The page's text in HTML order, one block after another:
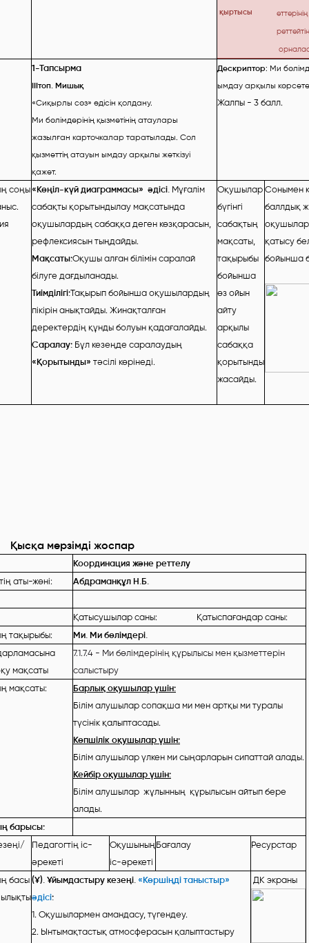
қыртысы
1-Тапсырма
ІІІтоп. Мишық
«Сиқырлы сөз» әдісін қолдану.
Ми бөлімдерінің қызметінің атаулары
жазылған карточкалар таратылады. Сол
қызметтің атауын ымдау арқылы жеткізуі
қажет.
Дескриптор: Ми
ымдау арқылы
Жалпы - 3 балл.
соңы «Көңіл-күй диаграммасы» әдісі. Мұғалім
сабақты қорытындылау мақсатында
оқушылардың сабаққа деген көзқарасын,
рефлексиясын тыңдайды.
Мақсаты:Оқушы алған білімін саралай
білуге дағдыланады.
Тиімділігі:Тақырып бойынша оқушылардың
пікірін анықтайды. Жинақталған
деректердің құнды болуын қадағалайды.
Саралау: Бұл кезеңде саралаудың
«Қорытынды» тәсілі көрінеді.
Оқушылар
бүгінгі
сабақтың
мақсаты,
тақырыбы
бойынша
өз ойын
айту
арқылы
сабаққа
қорытынды
жасайды.
Сонымен
баллдық
қатысу
бойынша
Қысқа мерзімді жоспар
Координация және реттелу
аты-жөні:
Абдраманқұл Н.Б.
Қатысушылар саны: Қатыспағандар саны:
тақырыбы:
Ми. Ми бөлімдері.
мақсаты
7.1.7.4 - Ми бөлімдерінің құрылысы мен қызметтерін
салыстыру
мақсаты:
Барлық оқушылар үшін:
Білім алушылар сопақша ми мен артқы ми туралы
түсінік қалыптасады.
Көпшілік оқушылар үшін:
Білім алушылар үлкен ми сыңарларын сипаттай алады.
Кейбір оқушылар үшін:
Білім алушылар жұлынның құрылысын айтып бере
алады.
барысы:
Педагогтің іс-
әрекеті
Оқушының
іс-әрекеті
Бағалау Ресурстар
басы (Ұ). Ұйымдастыру кезеңі. «Көршіңді таныстыр»
әдісі:
1. Оқушылармен амандасу, түгендеу.
2. Ынтымақтастық атмосферасын қалыптастыру
ДК экраны